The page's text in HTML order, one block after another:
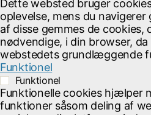
d
N
a
v
i
Dette websted bruger
oplevelse, mens du
af disse gemmes de cookies,
nødvendige, i din browser,
webstedets grundlæggende
Funktionel
Funktionel
Funktionelle cookies hjælper
funktioner såsom deling af